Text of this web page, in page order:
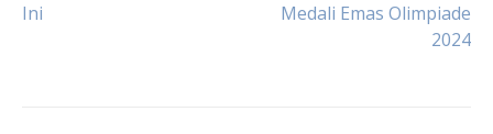
navigation
Ini
Medali Emas Olimpiade
2024